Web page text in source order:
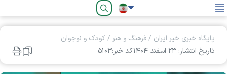
فارسی
پایگاه خبری خیر ایران /فرهنگ و هنر /کودک و نوجوان
تاریخ انتشار: ۲۳ اسفند ۱۴۰۴
کد خبر:۵۱۰۳